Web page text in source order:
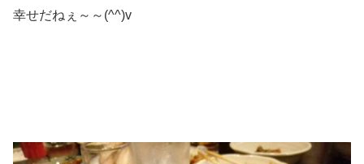
幸せだねぇ～～(^^)v